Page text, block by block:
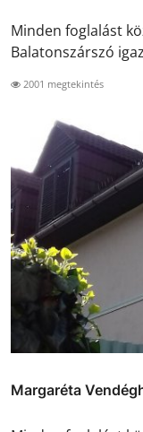
Minden foglalást
Balatonszárszó
2001 megtekintés
Margaréta